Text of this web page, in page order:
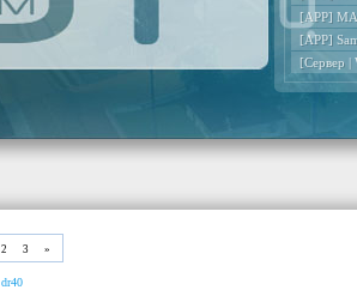
[APP]
[APP]
[Сервер |
2 3 »
dr40